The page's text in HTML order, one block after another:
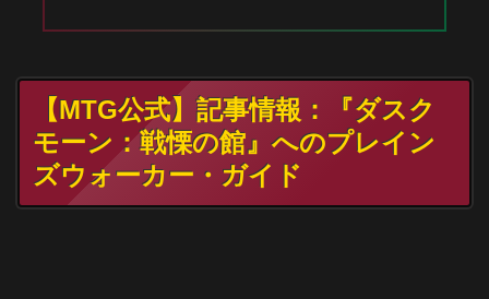
【MTG公式】記事情報：『ダスク
モーン：戦慄の館』へのプレイン
ズウォーカー・ガイド